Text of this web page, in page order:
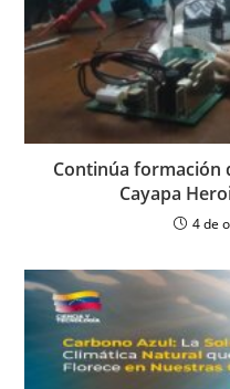
Continúa formación
Cayapa
4 de